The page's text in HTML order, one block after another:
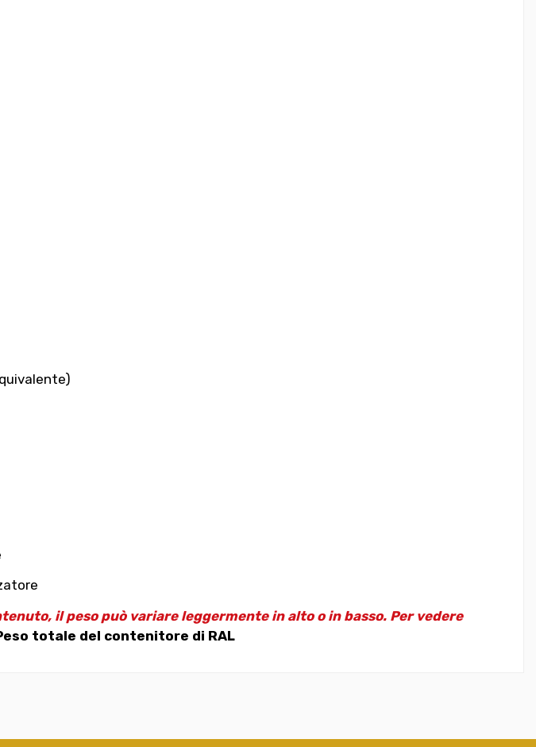
il peso può variare leggermente in alto o in basso. Per vedere
totale del contenitore di RAL